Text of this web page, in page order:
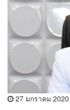
27 มกราคม 2020